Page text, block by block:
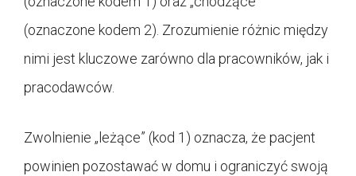
(oznaczone kodem 2). Zrozumienie różnic między
nimi jest kluczowe zarówno dla pracowników, jak i
pracodawców.
Zwolnienie „leżące” (kod 1) oznacza, że pacjent
powinien pozostawać w domu i ograniczyć swoją